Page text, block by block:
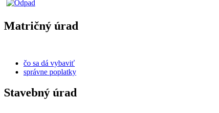
Matričný úrad
čo sa dá vybaviť
správne poplatky
Stavebný úrad